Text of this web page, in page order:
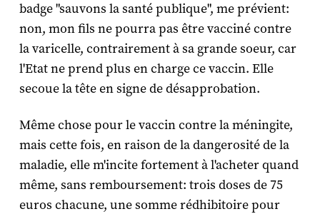
badge "sauvons la santé publique", me prévient:
non, mon fils ne pourra pas être vacciné contre
la varicelle, contrairement à sa grande soeur, car
l'Etat ne prend plus en charge ce vaccin. Elle
secoue la tête en signe de désapprobation.
Même chose pour le vaccin contre la méningite,
mais cette fois, en raison de la dangerosité de la
maladie, elle m'incite fortement à l'acheter quand
même, sans remboursement: trois doses de 75
euros chacune, une somme rédhibitoire pour